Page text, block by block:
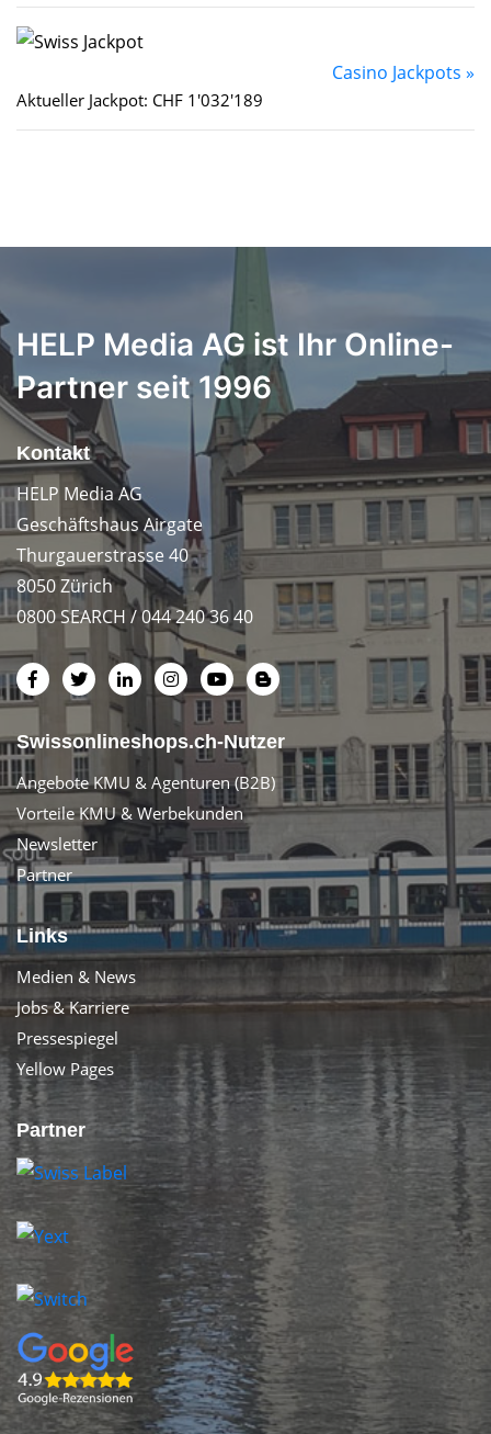
Casino Jackpots »
Aktueller Jackpot: CHF 1'032'189
HELP Media AG ist Ihr Online-
Partner seit 1996
Kontakt
HELP Media AG
Geschäftshaus Airgate
Thurgauerstrasse 40
8050 Zürich
0800 SEARCH / 044 240 36 40
Swissonlineshops.ch-Nutzer
Angebote KMU & Agenturen (B2B)
Vorteile KMU & Werbekunden
Newsletter
Partner
Links
Medien & News
Jobs & Karriere
Pressespiegel
Yellow Pages
Partner